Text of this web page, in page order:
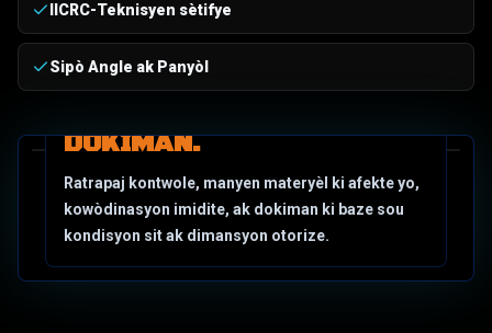
IICRC-Teknisyen sètifye
Sipò Angle ak Panyòl
REPONS POU RÈMEDYASYON MOUZI
DOKIMAN.
Ratrapaj kontwole, manyen materyèl ki afekte yo,
kowòdinasyon imidite, ak dokiman ki baze sou
kondisyon sit ak dimansyon otorize.